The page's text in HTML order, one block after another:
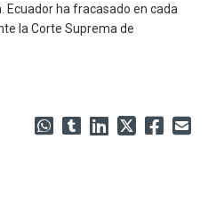
Ecuador ha fracasado en cada
la Corte Suprema de